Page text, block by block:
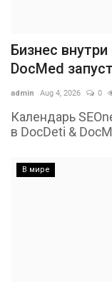
Бизнес
DocMed
admin Aug 4, 2026 0
Календарь
в DocDeti &
В мире